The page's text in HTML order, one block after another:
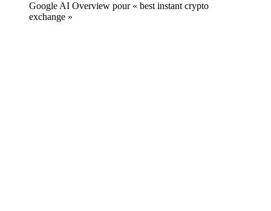
Google AI Overview pour « best instant crypto
exchange »